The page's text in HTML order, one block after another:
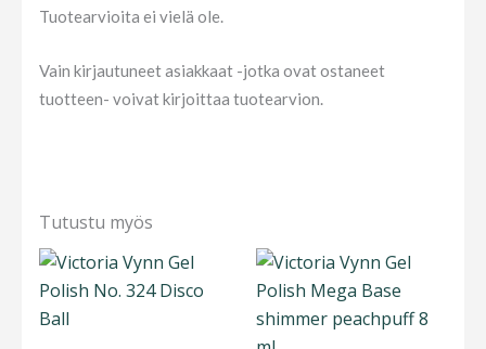
Tuotearvioita ei vielä ole.
Vain kirjautuneet asiakkaat -jotka ovat ostaneet
tuotteen- voivat kirjoittaa tuotearvion.
Tutustu myös